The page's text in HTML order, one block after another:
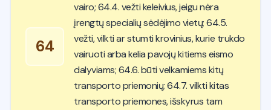
64
vairo; 64.4. vežti keleivius, jeigu nėra
įrengtų specialių sėdėjimo vietų; 64.5.
vežti, vilkti ar stumti krovinius, kurie trukdo
vairuoti arba kelia pavojų kitiems eismo
dalyviams; 64.6. būti velkamiems kitų
transporto priemonių; 64.7. vilkti kitas
transporto priemones, išskyrus tam